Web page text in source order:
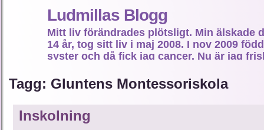
Ludmillas Blogg
Mitt liv förändrades plötsligt. Min älskade
14 år, tog sitt liv i maj 2008. I nov 2009
syster och då fick jag cancer. Nu är jag
Tagg: Gluntens Montessoriskola
Inskolning